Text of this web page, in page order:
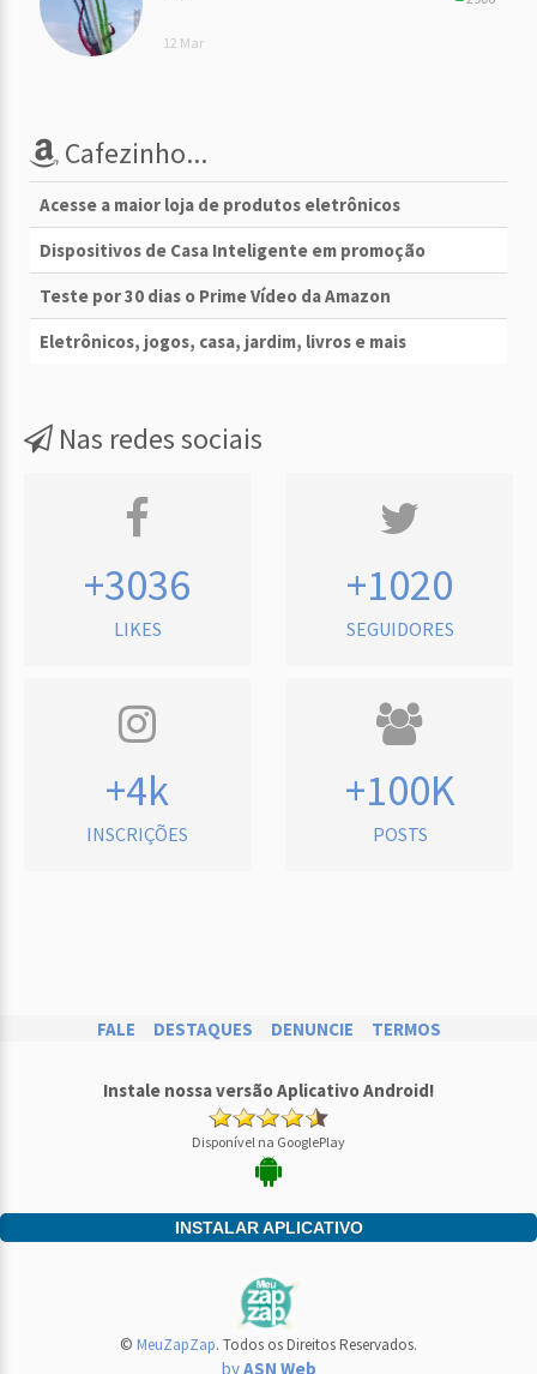
12 Mar
Cafezinho...
Acesse a maior loja de produtos eletrônicos
Dispositivos de Casa Inteligente em promoção
Teste por 30 dias o Prime Vídeo da Amazon
Eletrônicos, jogos, casa, jardim, livros e mais
Nas redes sociais
+3036
LIKES
+1020
SEGUIDORES
+4k
INSCRIÇÕES
+100K
POSTS
FALE DESTAQUES DENUNCIE TERMOS
Instale nossa versão Aplicativo Android!
Disponível na GooglePlay
INSTALAR APLICATIVO
© MeuZapZap. Todos os Direitos Reservados.
byASN Web